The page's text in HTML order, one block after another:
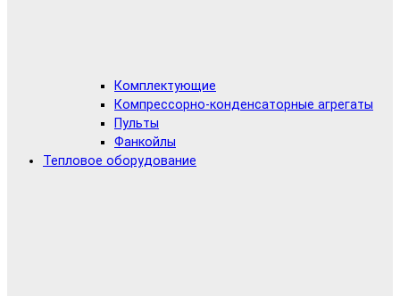
Комплектующие
Компрессорно-конденсаторные агрегаты
Пульты
Фанкойлы
Тепловое оборудование